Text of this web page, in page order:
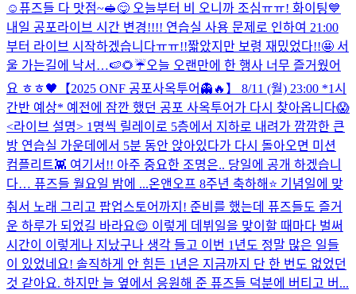
☺️퓨즈들 다 맛점~🥪😋 오늘부터 비 오니까 조심ㅠㅠ! 화이팅💙
내일 공포라이브 시간 변경!!!! 연습실 사용 문제로 인하여 21:00
부터 라이브 시작하겠습니다ㅠㅠ!!짧았지만 보령 재밌었다!!🤩 서
울 가는길에 낙서…🍉🌻☔️오늘 오랜만에 한 행사 너무 즐거웠어
요 ㅎㅎ🖤
【2025 ONF 공포사옥투어👻🔥】 8/11 (월) 23:00 *1시
간반 예상* 예전에 잠깐 했던 공포 사옥투어가 다시 찾아옵니다😱
<라이브 설명> 1명씩 릴레이로 5층에서 지하로 내려가 깜깜한 큰
방 연습실 가운데에서 5분 동안 앉아있다가 다시 돌아오면 미션
컴플리트👾 여기서!! 아주 중요한 조명은.. 당일에 공개 하겠습니
다… 퓨즈들 월요일 밤에 ...온앤오프 8주년 축하해⭐️ 기념일에 맞
춰서 노래 그리고 팝업스토어까지! 준비를 했는데 퓨즈들도 즐거
운 하루가 되었길 바라요😌 이렇게 데뷔일을 맞이할 때마다 벌써
시간이 이렇게나 지났구나 생각 들고 이번 1년도 정말 많은 일들
이 있었네요! 솔직하게 안 힘든 1년은 지금까지 단 한 번도 없었던
것 같아요. 하지만 늘 옆에서 응원해 준 퓨즈들 덕분에 버티고 버...